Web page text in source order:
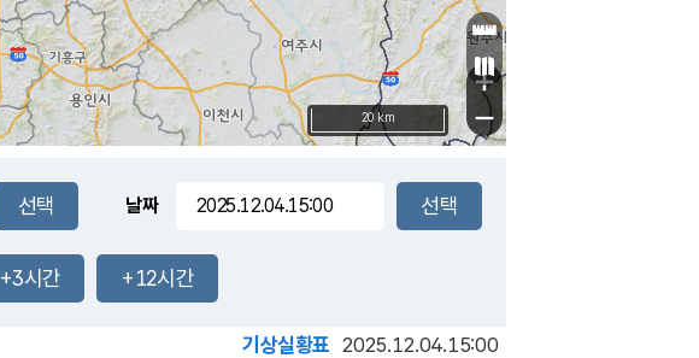
+
−
20 km
날짜
+3시간 +12시간
기상실황표 2025.12.04.15:00